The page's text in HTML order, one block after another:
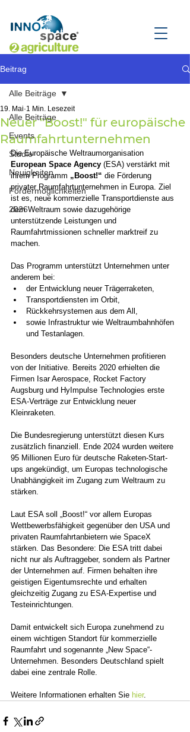
Beitrag
Alle Beiträge
Events
Studie
Neuigkeiten
Fördermöglichkeiten
2026
Alle Beiträge
Neuer "Boost!" für europäische
Raumfahrtunternehmen
19. Mai 1 Min. Lesezeit
Die Europäische Weltraumorganisation
European Space Agency (ESA) verstärkt mit
ihrem Programm „Boost!“ die Förderung
privater Raumfahrtunternehmen in Europa. Ziel
ist es, neue kommerzielle Transportdienste aus
dem Weltraum sowie dazugehörige
unterstützende Leistungen und
Raumfahrtmissionen schneller marktreif zu
machen.
Das Programm unterstützt Unternehmen unter
anderem bei:
der Entwicklung neuer Trägerraketen,
Transportdiensten im Orbit,
Rückkehrsystemen aus dem All,
sowie Infrastruktur wie Weltraumbahnhöfen
und Testanlagen.
Besonders deutsche Unternehmen profitieren
von der Initiative. Bereits 2020 erhielten die
Firmen Isar Aerospace, Rocket Factory
Augsburg und HyImpulse Technologies erste
ESA-Verträge zur Entwicklung neuer
Kleinraketen.
Die Bundesregierung unterstützt diesen Kurs
zusätzlich finanziell. Ende 2024 wurden weitere
95 Millionen Euro für deutsche Raketen-Start-
ups angekündigt, um Europas technologische
Unabhängigkeit im Zugang zum Weltraum zu
stärken.
Laut ESA soll „Boost!“ vor allem Europas
Wettbewerbsfähigkeit gegenüber den USA und
privaten Raumfahrtanbietern wie SpaceX
stärken. Das Besondere: Die ESA tritt dabei
nicht nur als Auftraggeber, sondern als Partner
der Unternehmen auf. Firmen behalten ihre
geistigen Eigentumsrechte und erhalten
gleichzeitig Zugang zu ESA-Expertise und
Testeinrichtungen.
Damit entwickelt sich Europa zunehmend zu
einem wichtigen Standort für kommerzielle
Raumfahrt und sogenannte „New Space“-
Unternehmen. Besonders Deutschland spielt
dabei eine zentrale Rolle.
Weitere Informationen erhalten Sie hier.